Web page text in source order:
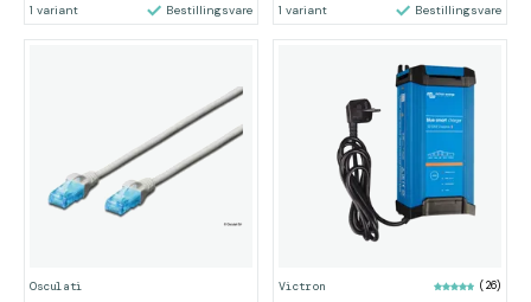
1 variant Bestillingsvare 1 variant Bestillingsvare
Osculati Victron (26)